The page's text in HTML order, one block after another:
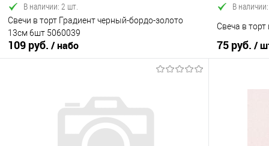
В наличии: 2 шт.
Свечи в торт Градиент черный-бордо-золото
13см 6шт 5060039
109 руб. / набо
В корзину
Купить в 1 клик
Сравнение
В
Свеча в
75 руб. /
Купить в